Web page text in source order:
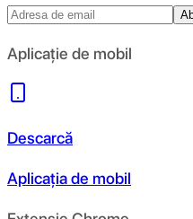
Aplicație de mobil
Descarcă
Aplicația de mobil